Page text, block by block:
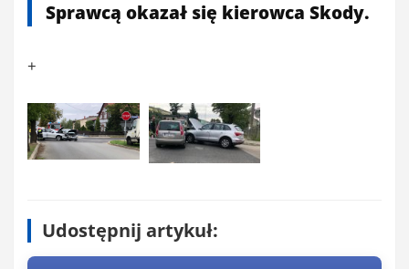
Sprawcą okazał się kierowca Skody.
+
Udostępnij artykuł: